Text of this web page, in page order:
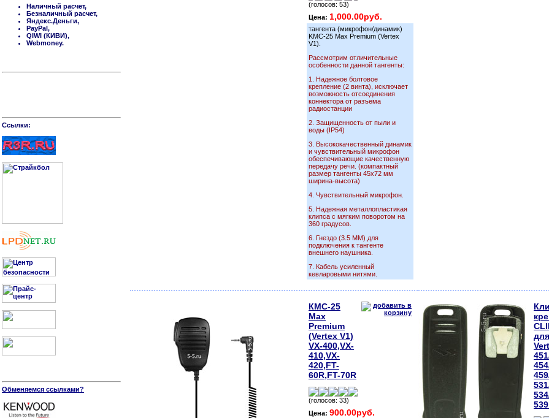
Наличный расчет,
Безналичный расчет,
Яндекс.Деньги,
PayPal,
QIWI (КИВИ),
Webmoney.
Cсылки:
Обменяемся ссылками?
(голосов: 53)
Цена: 1,000.00руб.
тангента (микрофон/динамик)
KMC-25 Max Premium (Vertex
V1).
Рассмотрим отличительные
особенности данной тангенты:
1. Надежное болтовое
крепление (2 винта), исключает
возможность отсоединения
коннектора от разъема
радиостанции
2. Защищенность от пыли и
воды (IP54)
3. Высококачественный динамик
и чувствительный микрофон
обеспечивающие качественную
передачу речи. (компактный
размер тангенты 45х72 мм
ширина-высота)
4. Чувствительный микрофон.
5. Надежная металлопластикая
клипса с мягким поворотом на
360 градусов.
6. Гнездо (3.5 ММ) для
подключения к тангенте
внешнего наушника.
7. Кабель усиленный
кевларовыми нитями.
КМС-25
Max
Premium
(Vertex V1)
VX-400,VX-
410,VX-
420,FT-
60R,FT-70R
(голосов: 33)
Цена: 900.00руб.